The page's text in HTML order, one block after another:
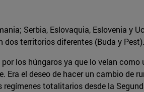
Serbia, Eslovaquia, Eslovenia y
dos territorios diferentes (Buda y Pest).
los húngaros ya que lo veían como
el deseo de hacer un cambio de
totalitarios desde la